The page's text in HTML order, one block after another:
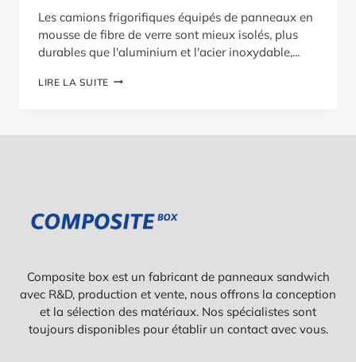
Les camions frigorifiques équipés de panneaux en
mousse de fibre de verre sont mieux isolés, plus
durables que l'aluminium et l'acier inoxydable,...
LIRE LA SUITEPOURQUOI
Composite box est un fabricant de panneaux sandwich
avec R&D, production et vente, nous offrons la conception
et la sélection des matériaux. Nos spécialistes sont
toujours disponibles pour établir un contact avec vous.